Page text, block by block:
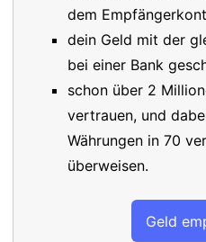
dem
dein Geld mit der
bei einer Bank
schon über 2
vertrauen, und
Währungen in 70
überweisen.
Geld